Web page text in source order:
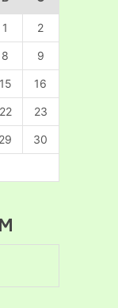
1 2
8 9
15 16
22 23
29 30